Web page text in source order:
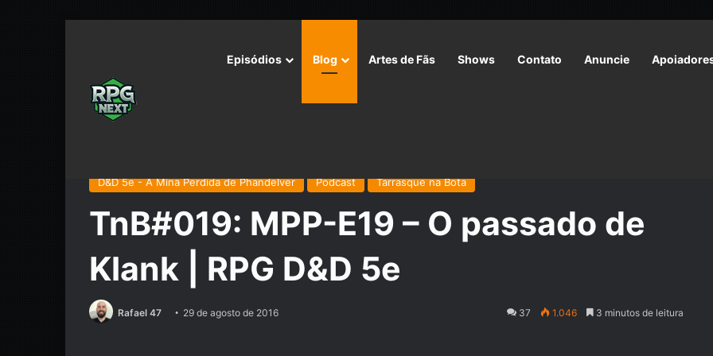
Episódios Blog Artes de Fãs Shows Contato Anuncie
D&D 5e - A Mina Perdida de Phandelver Podcast Tarrasque na Bota
TnB#019: MPP-E19 – O passado de
Klank | RPG D&D 5e
Rafael 47 29 de agosto de 2016 37 1.046 3 minutos de leitura